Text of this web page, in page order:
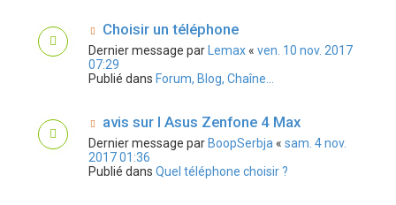
Choisir un téléphone
Dernier message parLemax« ven. 10 nov. 2017
07:29
Publié dans Forum, Blog, Chaîne...
avis sur l Asus Zenfone 4 Max
Dernier message parBoopSerbja « sam. 4 nov.
2017 01:36
Publié dans Quel téléphone choisir ?